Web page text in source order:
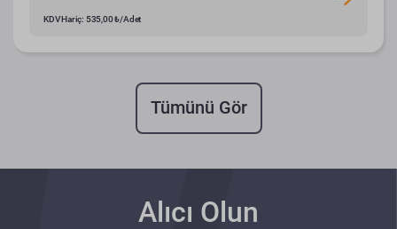
KDV Hariç: 535,00 ₺/Adet
Tümünü Gör
Alıcı Olun